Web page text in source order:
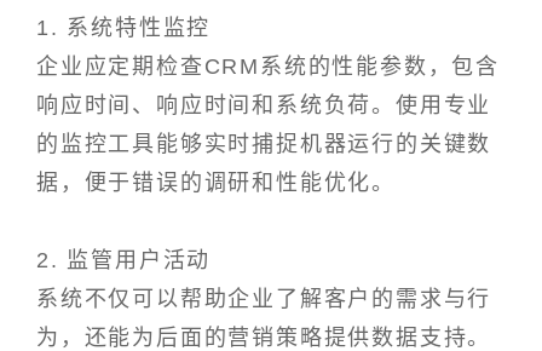
1. 系统特性监控
企业应定期检查CRM系统的性能参数，包含
响应时间、响应时间和系统负荷。使用专业
的监控工具能够实时捕捉机器运行的关键数
据，便于错误的调研和性能优化。
2. 监管用户活动
系统不仅可以帮助企业了解客户的需求与行
为，还能为后面的营销策略提供数据支持。